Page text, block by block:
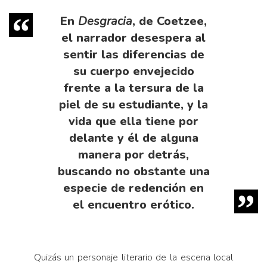
En Desgracia, de Coetzee,
el narrador desespera al
sentir las diferencias de
su cuerpo envejecido
frente a la tersura de la
piel de su estudiante, y la
vida que ella tiene por
delante y él de alguna
manera por detrás,
buscando no obstante una
especie de redención en
el encuentro erótico.
Quizás un personaje literario de la escena local